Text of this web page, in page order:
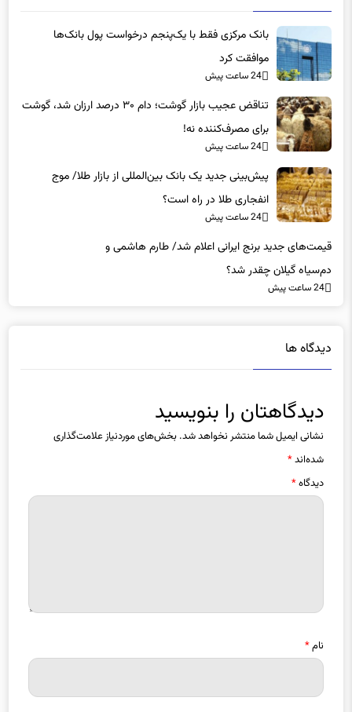
بانک مرکزی فقط با یک‌‎پنجم درخواست پول بانک‌ها
موافقت کرد
24 ساعت پیش
تناقض عجیب بازار گوشت؛ دام ۳۰ درصد ارزان شد، گوشت
برای مصرف‌کننده نه!
24 ساعت پیش
پیش‌بینی جدید یک بانک بین‌المللی از بازار طلا/ موج
انفجاری طلا در راه است؟
24 ساعت پیش
قیمت‌های جدید برنج ایرانی اعلام شد/ طارم هاشمی و
دم‌سیاه گیلان چقدر شد؟
24 ساعت پیش
دیدگاه ها
دیدگاهتان را بنویسید
نشانی ایمیل شما منتشر نخواهد شد. بخش‌های موردنیاز علامت‌گذاری
شده‌اند*
دیدگاه*
نام*